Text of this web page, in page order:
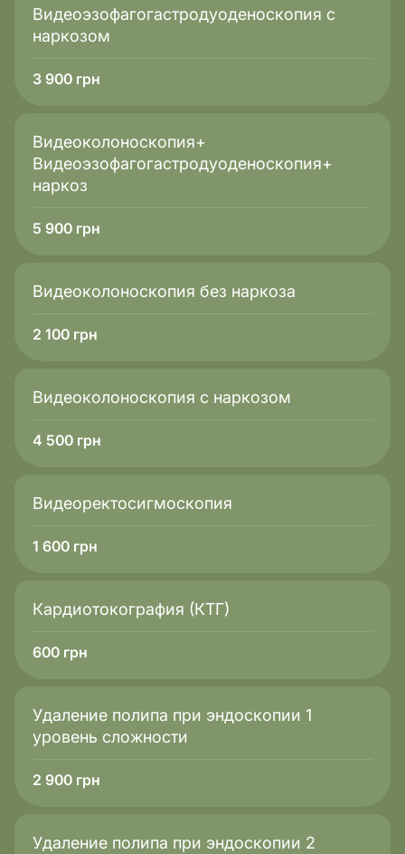
Видеоэзофагогастродуоденоскопия с
наркозом
3 900 грн
Видеоколоноскопия+
Видеоэзофагогастродуоденоскопия+
наркоз
5 900 грн
Видеоколоноскопия без наркоза
2 100 грн
Видеоколоноскопия с наркозом
4 500 грн
Видеоректосигмоскопия
1 600 грн
Кардиотокография (КТГ)
600 грн
Удаление полипа при эндоскопии 1
уровень сложности
2 900 грн
Удаление полипа при эндоскопии 2